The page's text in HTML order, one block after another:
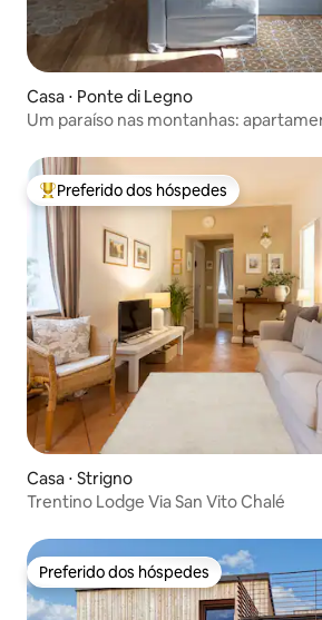
Casa ⋅ Ponte di Legno
Um paraíso nas montanhas:
Entre os melhores preferidos dos
Preferido dos hóspedes
Casa ⋅ Strigno
Trentino Lodge Via San Vito Chalé
Preferido dos hóspedes
Preferido dos hóspedes